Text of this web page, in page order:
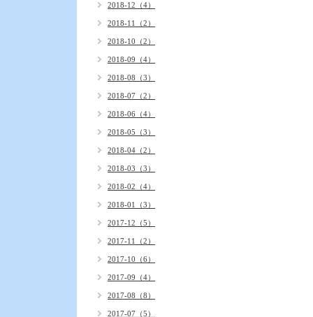
2018-12（4）
2018-11（2）
2018-10（2）
2018-09（4）
2018-08（3）
2018-07（2）
2018-06（4）
2018-05（3）
2018-04（2）
2018-03（3）
2018-02（4）
2018-01（3）
2017-12（5）
2017-11（2）
2017-10（6）
2017-09（4）
2017-08（8）
2017-07（5）